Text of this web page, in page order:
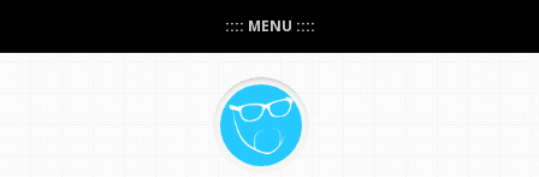
:::: MENU ::::